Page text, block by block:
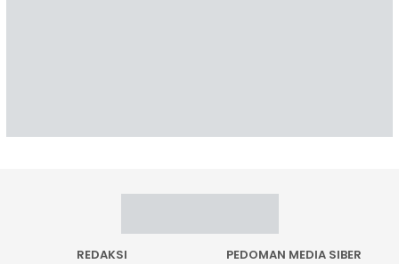
REDAKSI
PEDOMAN MEDIA SIBER